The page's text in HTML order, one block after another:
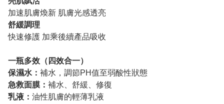
加速肌膚煥新 肌膚光感透亮
舒緩調理
快速修護 加乘後續產品吸收
一瓶多效（四效合一）
保濕水： 補水，調節PH值至弱酸性狀態
急救面膜： 補水、舒緩、修復
乳液： 油性肌膚的輕薄乳液